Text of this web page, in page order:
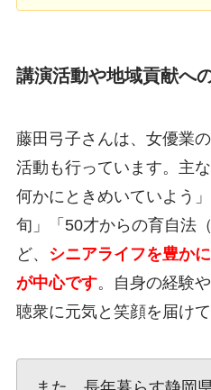
講演活動や地域貢献へ
藤田弓子さんは、女優業
活動も行っています。主
何かにときめいていよう
旬」「50才からの育自法
ど、 シニアライフを豊か
が中心です。自身の経験
聴衆に元気と笑顔を届けて